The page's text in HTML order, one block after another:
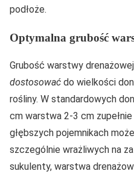
podłoże.
Optymalna grubość
Grubość warstwy
dostosować do wielkości
rośliny. W standardowych
cm warstwa 2-3 cm
głębszych pojemnikach
szczególnie wrażliwych na
sukulenty, warstwa